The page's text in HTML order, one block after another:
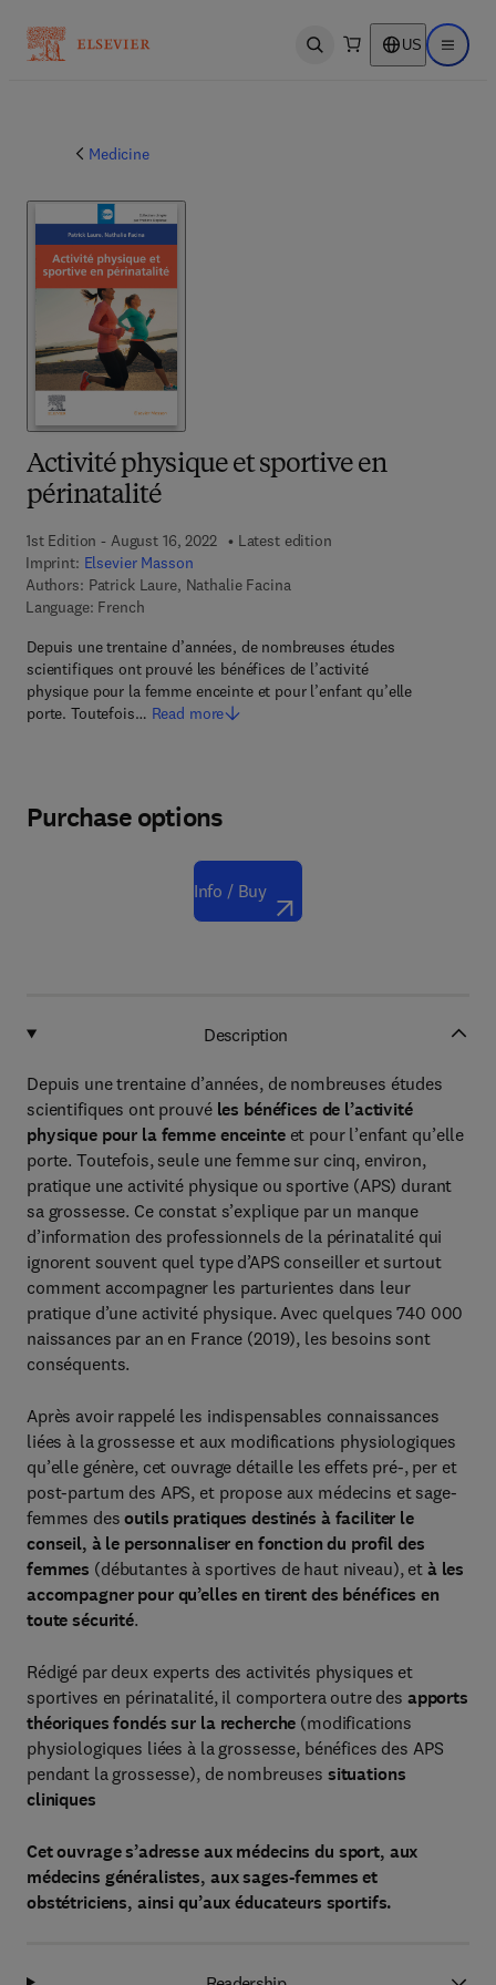
Open search US Open
Medicine
Activité physique et sportive en
périnatalité
1st Edition - August 16, 2022
Latest edition
Imprint: Elsevier Masson
Authors: Patrick Laure, Nathalie Facina
Language: French
Depuis une trentaine d’années, de nombreuses études
scientifiques ont prouvé les bénéfices de l’activité
physique pour la femme enceinte et pour l’enfant qu’elle
porte. Toutefois… Read more
Purchase options
Info / Buy
Description
Depuis une trentaine d’années, de nombreuses études
scientifiques ont prouvé les bénéfices de l’activité
physique pour la femme enceinteet pour l’enfant qu’elle
porte. Toutefois, seule une femme sur cinq, environ,
pratique une activité physique ou sportive (APS) durant
sa grossesse. Ce constat s’explique par un manque
d’information des professionnels de la périnatalité qui
ignorent souvent quel type d’APS conseiller et surtout
comment accompagner les parturientes dans leur
pratique d’une activité physique. Avec quelques 740 000
naissances par an en France (2019), les besoins sont
conséquents.
Après avoir rappelé les indispensables connaissances
liées à la grossesse et aux modifications physiologiques
qu’elle génère, cet ouvrage détaille les effets pré-, per et
post-partum des APS, et propose aux médecins et sage-
femmes desoutils pratiques destinés à faciliter le
conseil, à le personnaliser en fonction du profil des
femmes (débutantes à sportives de haut niveau), et à les
accompagner pour qu’elles en tirent des bénéfices en
toute sécurité.
Rédigé par deux experts des activités physiques et
sportives en périnatalité, il comportera outre des apports
théoriques fondés sur la recherche (modifications
physiologiques liées à la grossesse, bénéfices des APS
pendant la grossesse), de nombreuses situations
cliniques
Cet ouvrage s’adresse aux médecins du sport, aux
médecins généralistes, aux sages-femmes et
obstétriciens, ainsi qu’aux éducateurs sportifs.